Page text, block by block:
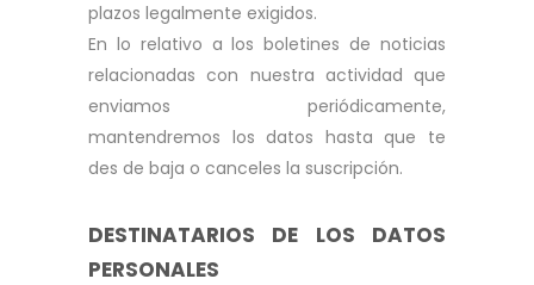
plazos legalmente exigidos.
En lo relativo a los boletines de noticias
relacionadas con nuestra actividad que
enviamos periódicamente,
mantendremos los datos hasta que te
des de baja o canceles la suscripción.
DESTINATARIOS DE LOS DATOS
PERSONALES